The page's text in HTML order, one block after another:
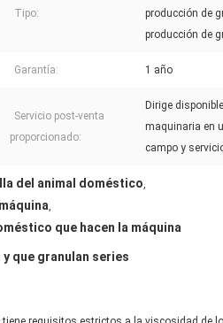
Tipo:
producción de
producción de
Garantía: 1 año
Servicio post-venta
proporcionado:
Dirige
maquinaria en
campo y
del animal doméstico,
,
que hacen la máquina
y que granulan series